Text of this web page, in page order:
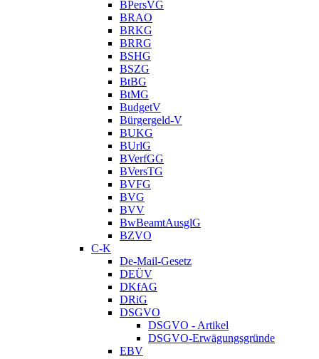
BPersVG
BRAO
BRKG
BRRG
BSHG
BSZG
BtBG
BtMG
BudgetV
Bürgergeld-V
BUKG
BUrlG
BVerfGG
BVersTG
BVFG
BVG
BVV
BwBeamtAusglG
BZVO
C-K
De-Mail-Gesetz
DEÜV
DKfAG
DRiG
DSGVO
DSGVO - Artikel
DSGVO-Erwägungsgründe
EBV